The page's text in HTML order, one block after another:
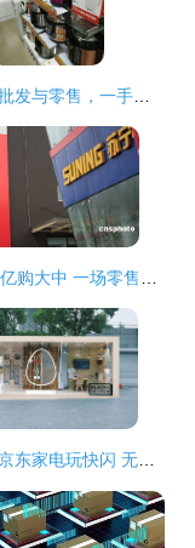
优质家电批发与零售，一手全新未拆包，价格实惠
苏宁或30亿购大中 一场零售巨头的资本博弈与市场迷雾
百得牵手京东家电玩快闪 无界零售如何为新兴品类开辟发展快车道